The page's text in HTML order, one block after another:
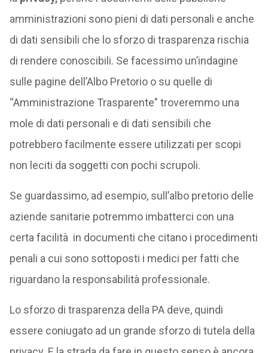
amministrazioni sono pieni di dati personali e anche
di dati sensibili che lo sforzo di trasparenza rischia
di rendere conoscibili. Se facessimo un’indagine
sulle pagine dell’Albo Pretorio o su quelle di
“Amministrazione Trasparente” troveremmo una
mole di dati personali e di dati sensibili che
potrebbero facilmente essere utilizzati per scopi
non leciti da soggetti con pochi scrupoli.
Se guardassimo, ad esempio, sull’albo pretorio delle
aziende sanitarie potremmo imbatterci con una
certa facilità in documenti che citano i procedimenti
penali a cui sono sottoposti i medici per fatti che
riguardano la responsabilità professionale.
Lo sforzo di trasparenza della PA deve, quindi
essere coniugato ad un grande sforzo di tutela della